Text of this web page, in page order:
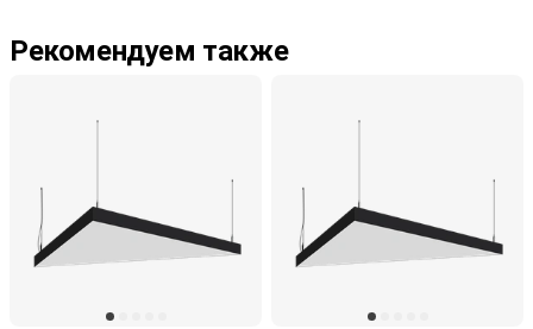
Рекомендуем также